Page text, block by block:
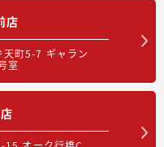
店
町5-7 ギャラン
室